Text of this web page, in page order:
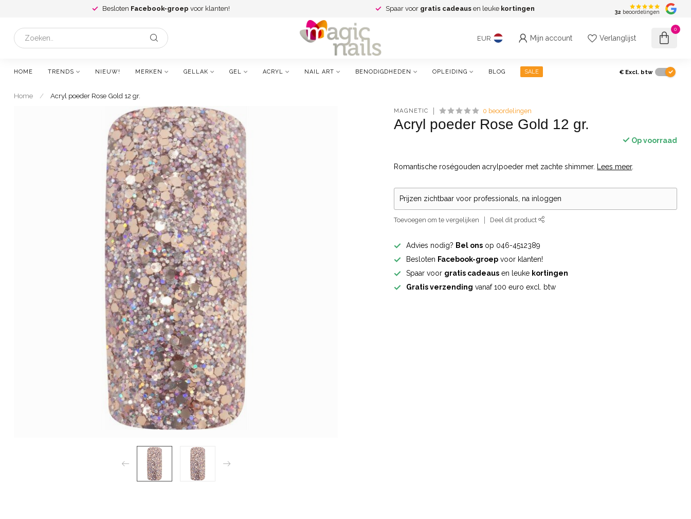
Besloten Facebook-groep voor klanten! Spaar voor gratis cadeaus en leuke kortingen 32 beoordelingen
EUR Mijn account Verlanglijst
0
HOME TRENDS NIEUW! MERKEN GELLAK GEL ACRYL NAIL ART BENODIGDHEDEN OPLEIDING BLOG SALE € Excl. btw
Home / Acryl poeder Rose Gold 12 gr.
MAGNETIC 0 beoordelingen
Acryl poeder Rose Gold 12 gr.
Op voorraad
Romantische roségouden acrylpoeder met zachte shimmer. Lees meer.
Prijzen zichtbaar voor professionals, na inloggen
Toevoegen om te vergelijken Deel dit product
Advies nodig? Bel ons op 046-4512389
Besloten Facebook-groep voor klanten!
Spaar voor gratis cadeaus en leuke kortingen
Gratis verzending vanaf 100 euro excl. btw